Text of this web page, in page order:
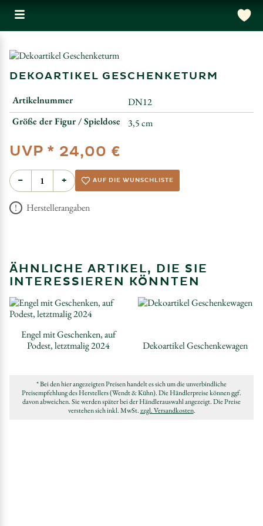
DEKOARTIKEL GESCHENKETURM
Artikelnummer
DN12
Größe der Figur / Spieldose
3,5 cm
UVP * 24,00 €
− + AUF DIE WUNSCHLISTE
Herstellerangaben
ÄHNLICHE ARTIKEL, DIE SIE
INTERESSIEREN KÖNNTEN
Engel mit Geschenken, auf
Podest, letztmalig 2024
Dekoartikel Geschenkewagen
* Bei den hier angezeigten Preisen handelt es sich um die unverbindliche
Preisempfehlung des Herstellers (Wendt & Kühn). Die Händlerpreise können ggf.
davon abweichen. Sie werden später bei der Händlerauswahl angezeigt. Die Preise
verstehen sich inkl. MwSt.zzgl. Versandkosten.